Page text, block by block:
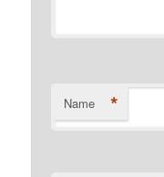
Name *